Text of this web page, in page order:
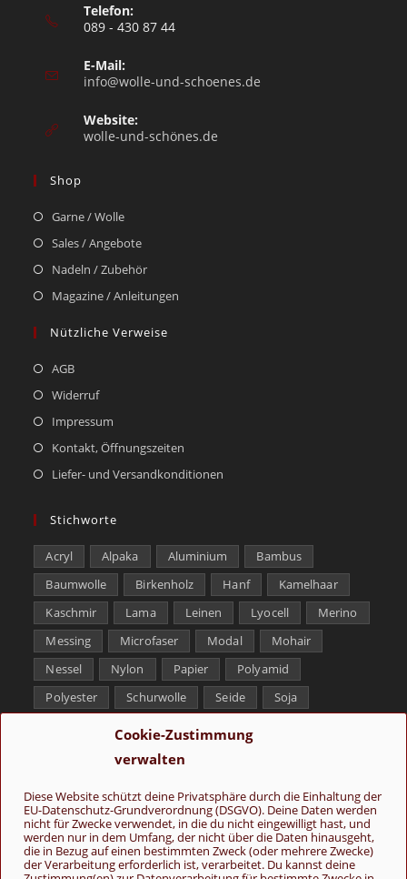
Cookie-Zustimmung
verwalten
Diese Website schützt deine Privatsphäre durch die Einhaltung der
EU-Datenschutz-Grundverordnung (DSGVO). Deine Daten werden
nicht für Zwecke verwendet, in die du nicht eingewilligt hast, und
werden nur in dem Umfang, der nicht über die Daten hinausgeht,
die in Bezug auf einen bestimmten Zweck (oder mehrere Zwecke)
der Verarbeitung erforderlich ist, verarbeitet. Du kannst deine
Telefon:
089 - 430 87 44
E-Mail:
info@wolle-und-schoenes.de
Website:
wolle-und-schönes.de
Shop
Garne / Wolle
Sales / Angebote
Nadeln / Zubehör
Magazine / Anleitungen
Nützliche Verweise
AGB
Widerruf
Impressum
Kontakt, Öffnungszeiten
Liefer- und Versandkonditionen
Stichworte
Acryl Alpaka Aluminium
Bambus
Baumwolle
Birkenholz Hanf
Kamelhaar
Kaschmir
Lama Leinen Lyocell
Merino
Messing
Microfaser Modal
Mohair
Nessel
Nylon Papier
Polyamid
Polyester
Schurwolle Seide
Soja
Tencel
Yak
Folge uns